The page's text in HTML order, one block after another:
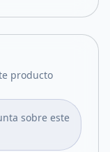
producto
sobre este